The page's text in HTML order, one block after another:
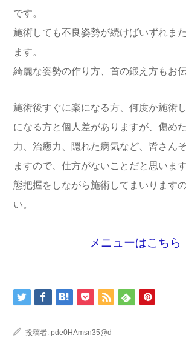
です。
施術しても不良姿勢が続けばいずれま
ます。
綺麗な姿勢の作り方、首の鍛え方もお伝
施術後すぐに楽になる方、何度か施術
になる方と個人差がありますが、傷め
力、治癒力、隠れた病気など、皆さん
ますので、仕方がないことだと思いま
態把握をしながら施術してまいります
い。
メニューはこちら
投稿者: pde0HAmsn35@d